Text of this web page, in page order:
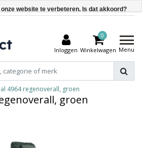
Inloggen
0
Winkelwagen Menu
4964 regenoverall, groen
groen
website te verbeteren. Is dat akkoord?